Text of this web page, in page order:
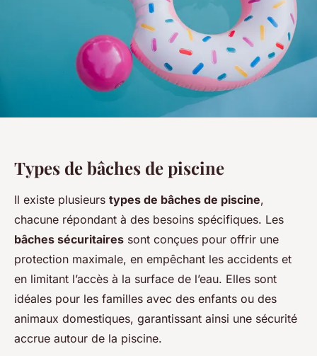
Types de bâches de piscine
Il existe plusieurs types de bâches de piscine,
chacune répondant à des besoins spécifiques. Les
bâches sécuritaires sont conçues pour offrir une
protection maximale, en empêchant les accidents et
en limitant l’accès à la surface de l’eau. Elles sont
idéales pour les familles avec des enfants ou des
animaux domestiques, garantissant ainsi une sécurité
accrue autour de la piscine.